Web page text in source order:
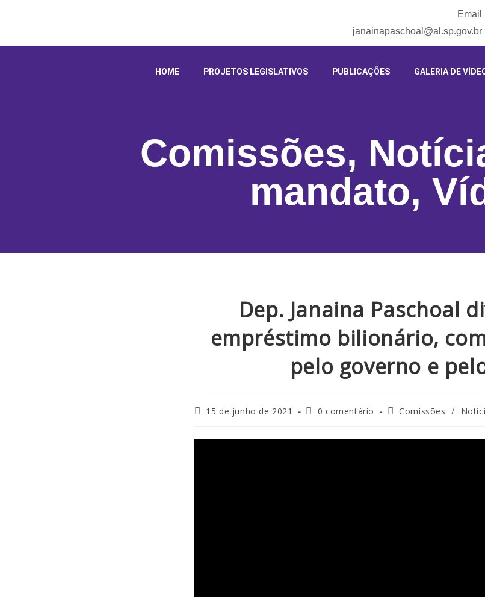
Email
janainapaschoal@al.sp.gov.br
HOME PROJETOS LEGISLATIVOS PUBLICAÇÕES GALERIA DE
Comissões,
mandato,
Dep. Janaina Paschoal
empréstimo bilionário,
pelo governo e
15 de junho de 2021 0 comentário Comissões /